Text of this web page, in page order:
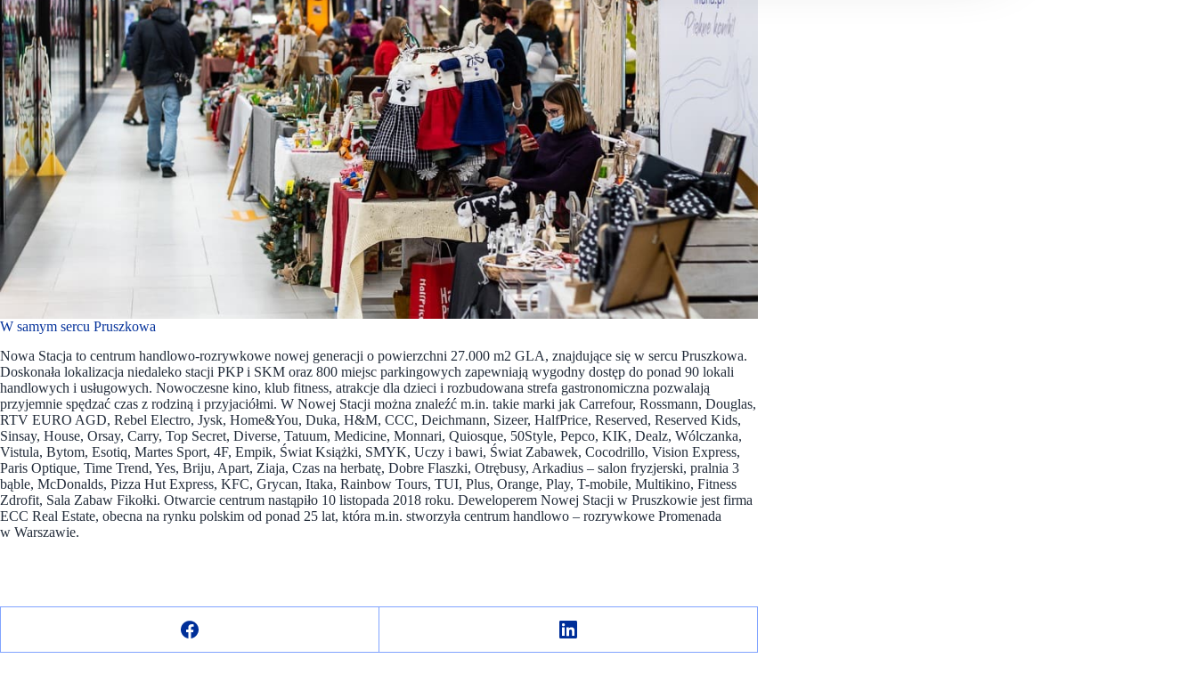
W samym sercu Pruszkowa
Nowa Stacja to centrum handlowo-rozrywkowe nowej generacji o powierzchni 27.000 m2 GLA, znajdujące się w sercu Pruszkowa.
Doskonała lokalizacja niedaleko stacji PKP i SKM oraz 800 miejsc parkingowych zapewniają wygodny dostęp do ponad 90 lokali
handlowych i usługowych. Nowoczesne kino, klub fitness, atrakcje dla dzieci i rozbudowana strefa gastronomiczna pozwalają
przyjemnie spędzać czas z rodziną i przyjaciółmi. W Nowej Stacji można znaleźć m.in. takie marki jak Carrefour, Rossmann, Douglas,
RTV EURO AGD, Rebel Electro, Jysk, Home&You, Duka, H&M, CCC, Deichmann, Sizeer, HalfPrice, Reserved, Reserved Kids,
Sinsay, House, Orsay, Carry, Top Secret, Diverse, Tatuum, Medicine, Monnari, Quiosque, 50Style, Pepco, KIK, Dealz, Wólczanka,
Vistula, Bytom, Esotiq, Martes Sport, 4F, Empik, Świat Książki, SMYK, Uczy i bawi, Świat Zabawek, Cocodrillo, Vision Express,
Paris Optique, Time Trend, Yes, Briju, Apart, Ziaja, Czas na herbatę, Dobre Flaszki, Otrębusy, Arkadius – salon fryzjerski, pralnia 3
bąble, McDonalds, Pizza Hut Express, KFC, Grycan, Itaka, Rainbow Tours, TUI, Plus, Orange, Play, T-mobile, Multikino, Fitness
Zdrofit, Sala Zabaw Fikołki. Otwarcie centrum nastąpiło 10 listopada 2018 roku. Deweloperem Nowej Stacji w Pruszkowie jest firma
ECC Real Estate, obecna na rynku polskim od ponad 25 lat, która m.in. stworzyła centrum handlowo – rozrywkowe Promenada
w Warszawie.